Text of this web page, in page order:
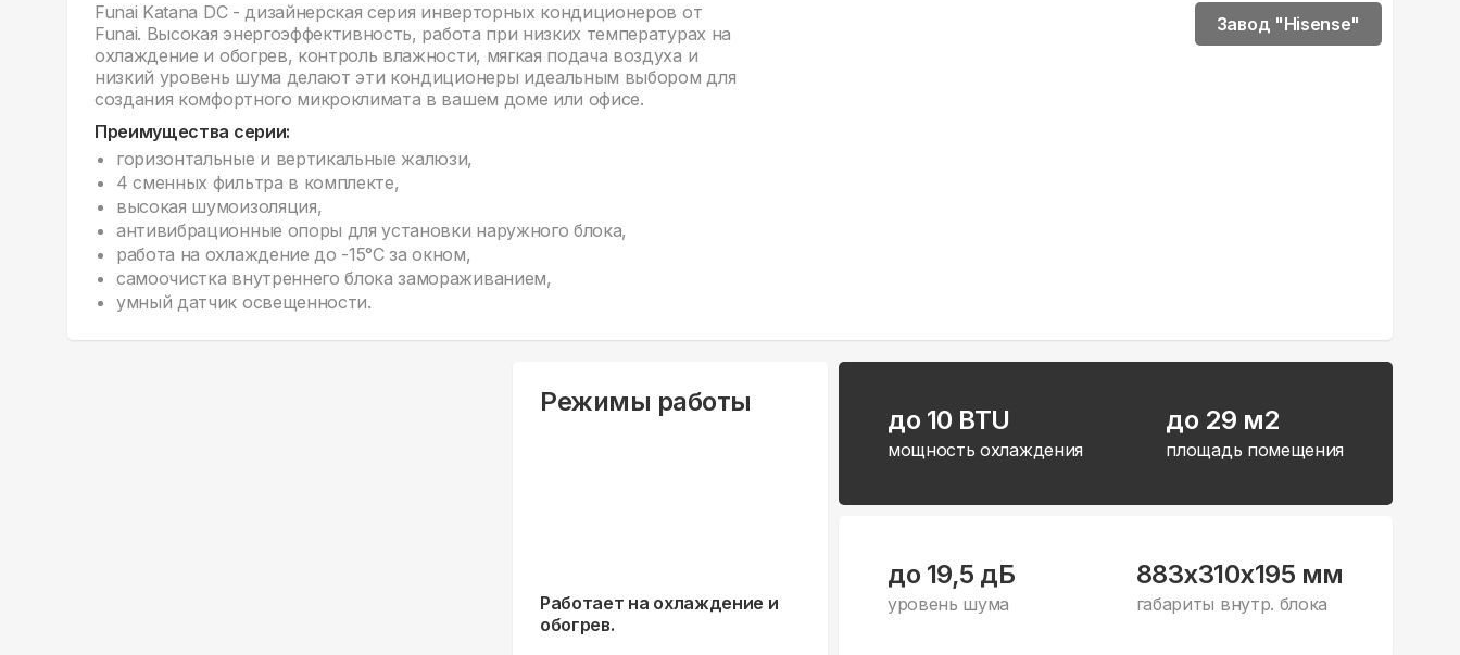
Funai Katana DC - дизайнерская серия инверторных кондиционеров от
Funai. Высокая энергоэффективность, работа при низких температурах на
охлаждение и обогрев, контроль влажности, мягкая подача воздуха и
низкий уровень шума делают эти кондиционеры идеальным выбором для
создания комфортного микроклимата в вашем доме или офисе.
Преимущества серии:
горизонтальные и вертикальные жалюзи,
4 сменных фильтра в комплекте,
высокая шумоизоляция,
антивибрационные опоры для установки наружного блока,
работа на охлаждение до -15°С за окном,
самоочистка внутреннего блока замораживанием,
умный датчик освещенности.
Завод "Hisense"
Режимы работы
Работает на охлаждение и
обогрев.
до 10 BTU
мощность охлаждения
до 29 м2
площадь помещения
до 19,5 дБ
уровень шума
883x310x195 мм
габариты внутр. блока